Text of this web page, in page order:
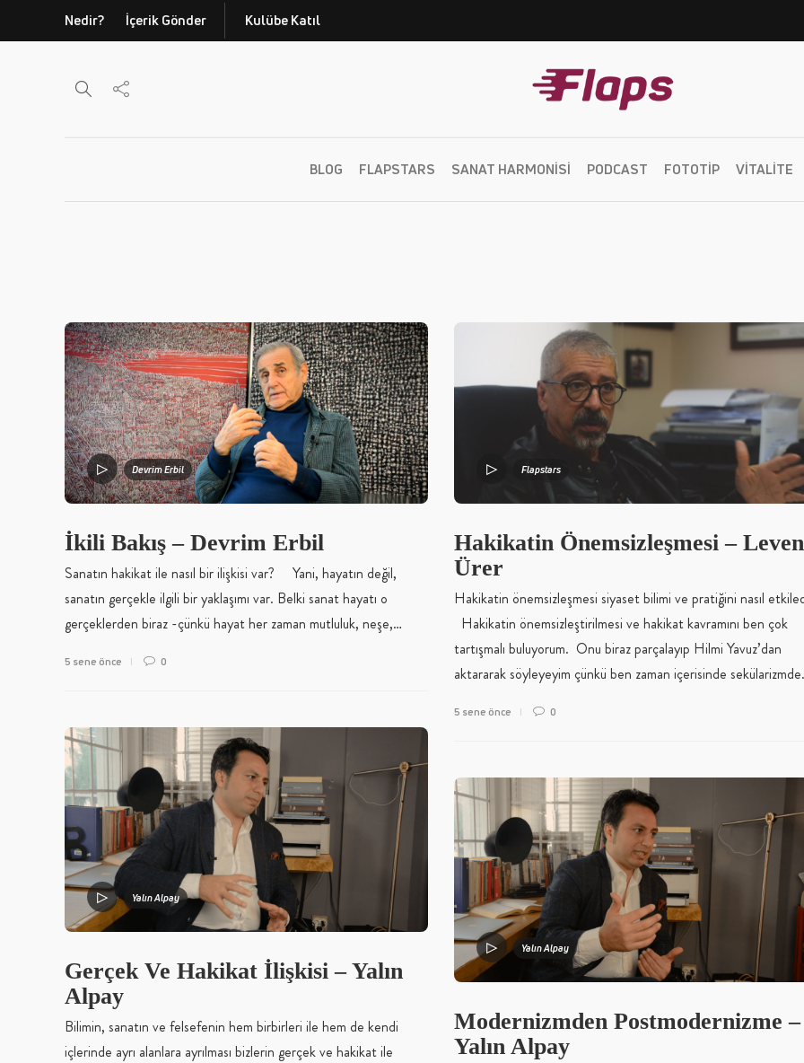
Nedir? İçerik Gönder Kulübe Katıl
BLOG FLAPSTARS SANAT HARMONISI PODCAST FOTOTIP VITALITE
Devrim Erbil
İkili Bakış – Devrim Erbil
Sanatın hakikat ile nasıl bir ilişkisi var? Yani, hayatın değil,
sanatın gerçekle ilgili bir yaklaşımı var. Belki sanat hayatı o
gerçeklerden biraz -çünkü hayat her zaman mutluluk, neşe,…
5 sene önce 0
Flapstars
Hakikatin Önemsizleşmesi –
Ürer
Hakikatin önemsizleşmesi siyaset bilimi ve pratiğini nasıl
Hakikatin önemsizleştirilmesi ve hakikat kavramını ben çok
tartışmalı buluyorum. Onu biraz parçalayıp Hilmi Yavuz’dan
aktararak söyleyeyim çünkü ben zaman içerisinde
5 sene önce 0
Yalın Alpay
Gerçek Ve Hakikat İlişkisi – Yalın
Alpay
Bilimin, sanatın ve felsefenin hem birbirleri ile hem de kendi
içlerinde ayrı alanlara ayrılması bizlerin gerçek ve hakikat ile
Yalın Alpay
Modernizmden Postmodernizme –
Yalın Alpay